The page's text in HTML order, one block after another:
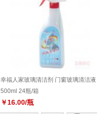
幸福人家玻璃清洁剂 门窗玻璃清洁液
500ml 24瓶/箱
￥16.00/瓶